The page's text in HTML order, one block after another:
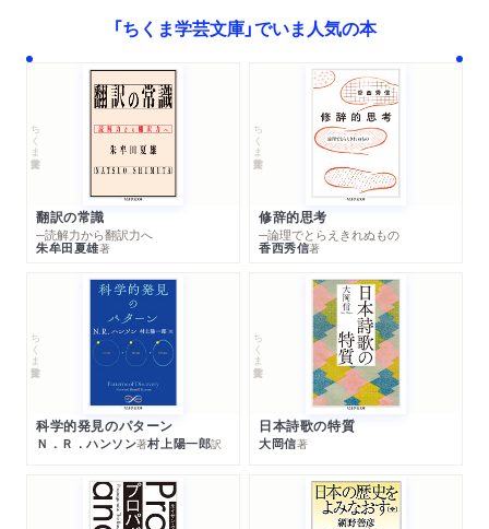
「ちくま学芸文庫」でいま人気の本
ちくま学芸文庫
翻訳の常識
─読解力から翻訳力へ
朱牟田夏雄著
ちくま学芸文庫
修辞的思考
─論理でとらえきれぬもの
香西秀信著
ちくま学芸文庫
科学的発見のパターン
Ｎ．Ｒ．ハンソン著村上陽一郎訳
ちくま学芸文庫
日本詩歌の特質
大岡信著